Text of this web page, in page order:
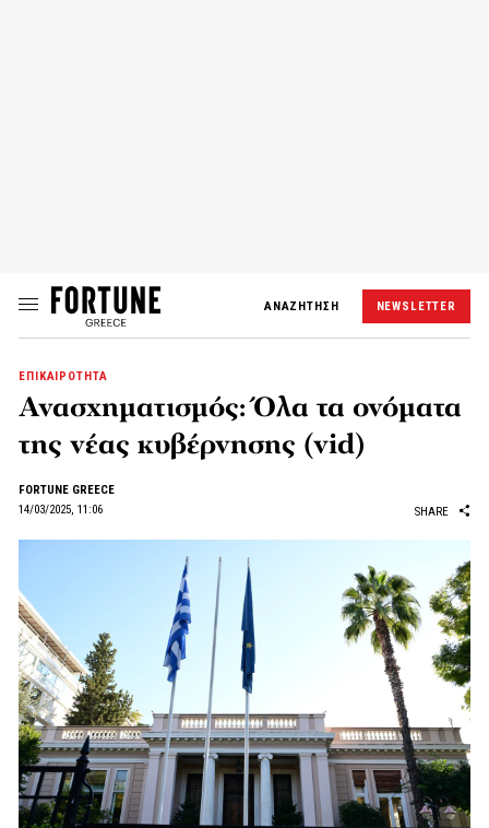
ΑΝΑΖΗΤΗΣΗ NEWSLETTER
ΕΠΙΚΑΙΡΟΤΗΤΑ
Ανασχηματισμός: Όλα τα ονόματα
της νέας κυβέρνησης (vid)
FORTUNE GREECE
14/03/2025, 11:06
SHARE